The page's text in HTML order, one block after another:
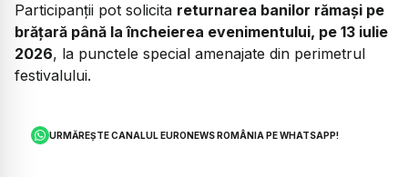
Participanții pot solicita returnarea banilor rămași pe
brățară până la încheierea evenimentului, pe 13 iulie
2026, la punctele special amenajate din perimetrul
festivalului.
URMĂREȘTE CANALUL EURONEWS ROMÂNIA PE WHATSAPP!